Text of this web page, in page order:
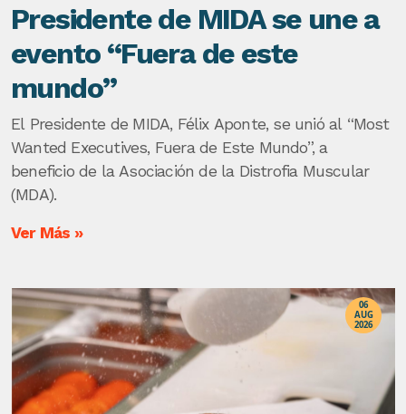
Presidente de MIDA se une a
evento “Fuera de este
mundo”
El Presidente de MIDA, Félix Aponte, se unió al “Most
Wanted Executives, Fuera de Este Mundo”, a
beneficio de la Asociación de la Distrofia Muscular
(MDA).
Ver Más »
06
AUG
2026